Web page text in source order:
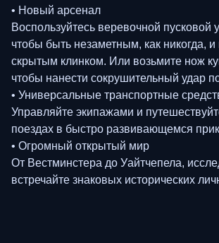
• Новый арсенал
Воспользуйтесь веревочной пусковой
чтобы быть незаметным, как никогда,
скрытым клинком. Или возьмите нож
чтобы нанести сокрушительный удар
• Универсальные транспортные
Управляйте экипажами и
поездах в быстро развивающемся
• Огромный открытый мир
От Вестминстера до Уайтчепела,
встречайте знаковых исторических